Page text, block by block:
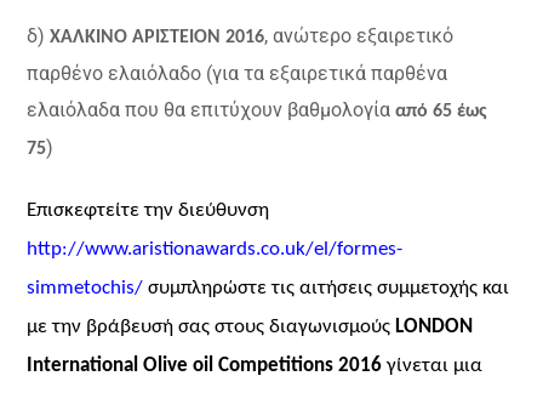
δ)ΧΑΛΚΙΝΟ ΑΡΙΣΤΕΙΟΝ 2016, ανώτερο εξαιρετικό
παρθένο ελαιόλαδο (για τα εξαιρετικά παρθένα
ελαιόλαδα που θα επιτύχουν βαθμολογίααπό 65 έως
75)
Επισκεφτείτε την διεύθυνση
http://www.aristionawards.co.uk/el/formes-
simmetochis/ συμπληρώστε τις αιτήσεις συμμετοχής και
με την βράβευσή σας στους διαγωνισμούς LONDON
International Olive oil Competitions 2016 γίνεται μια